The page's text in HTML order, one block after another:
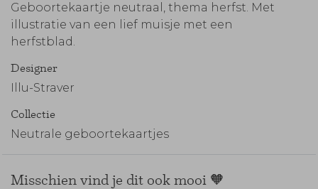
Geboortekaartje neutraal, thema herfst. Met
illustratie van een lief muisje met een
herfstblad.
Designer
Illu-Straver
Collectie
Neutrale geboortekaartjes
Misschien vind je dit ook mooi 🧡